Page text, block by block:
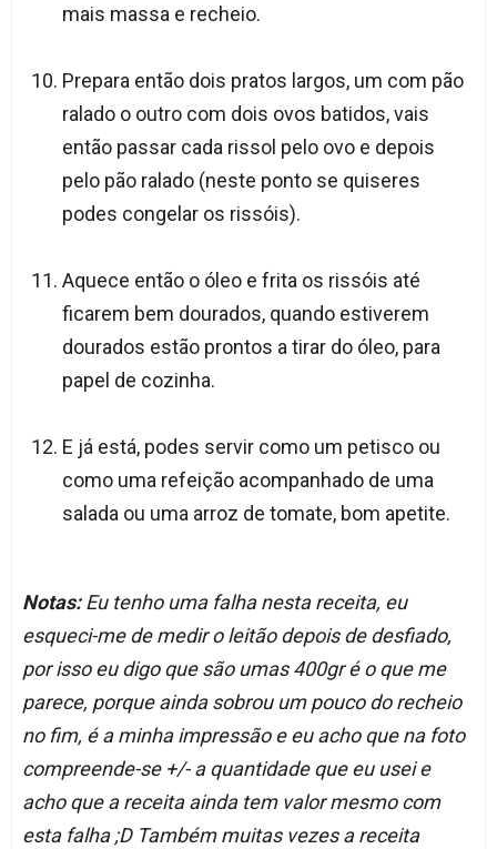
mais massa e recheio.
Prepara então dois pratos largos, um com pão
ralado o outro com dois ovos batidos, vais
então passar cada rissol pelo ovo e depois
pelo pão ralado (neste ponto se quiseres
podes congelar os rissóis).
Aquece então o óleo e frita os rissóis até
ficarem bem dourados, quando estiverem
dourados estão prontos a tirar do óleo, para
papel de cozinha.
E já está, podes servir como um petisco ou
como uma refeição acompanhado de uma
salada ou uma arroz de tomate, bom apetite.
Notas:Eu tenho uma falha nesta receita, eu
esqueci-me de medir o leitão depois de desfiado,
por isso eu digo que são umas 400gr é o que me
parece, porque ainda sobrou um pouco do recheio
no fim, é a minha impressão e eu acho que na foto
compreende-se +/- a quantidade que eu usei e
acho que a receita ainda tem valor mesmo com
esta falha ;D Também muitas vezes a receita